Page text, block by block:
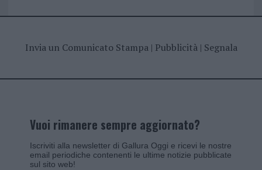
Invia un Comunicato Stampa| Pubblicità| Segnala
Vuoi rimanere sempre aggiornato?
Iscriviti alla newsletter di Gallura Oggi e ricevi le nostre
email periodiche contenenti le ultime notizie pubblicate
sul sito web!